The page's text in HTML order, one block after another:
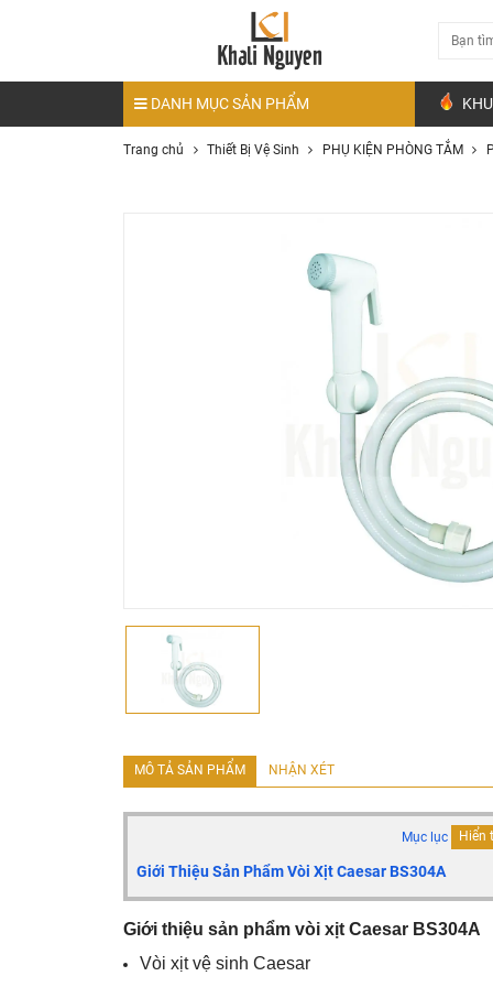
DANH MỤC SẢN PHẨM
Trang chủ Thiết Bị Vệ Sinh PHỤ KIỆN PHÒNG TẮM
MÔ TẢ SẢN PHẨM NHẬN XÉT
Mục lục Hiển
Giới Thiệu Sản Phẩm Vòi Xịt Caesar BS304A
Giới thiệu sản phẩm vòi xịt Caesar BS304A
Vòi xịt vệ sinh Caesar